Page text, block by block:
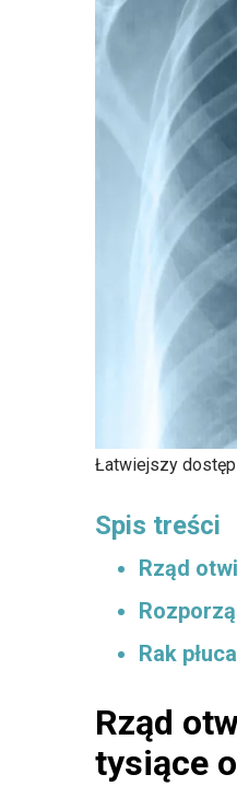
Łatwiejszy
Spis treści
Rząd
Rak
Rząd
tysiące